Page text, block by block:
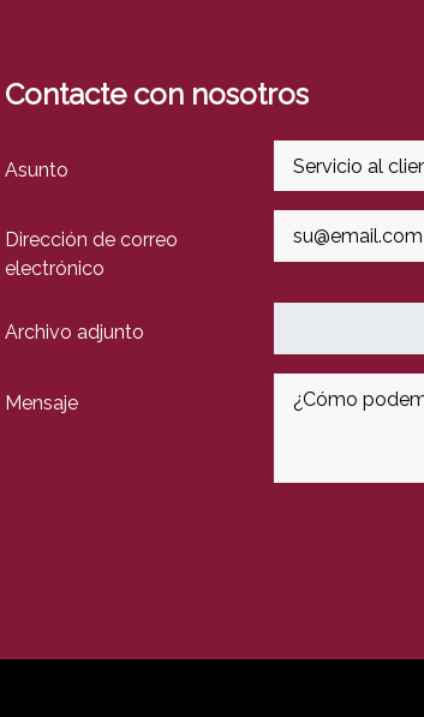
Contacte con nosotros
Asunto
Dirección de correo
electrónico
Archivo adjunto
Mensaje